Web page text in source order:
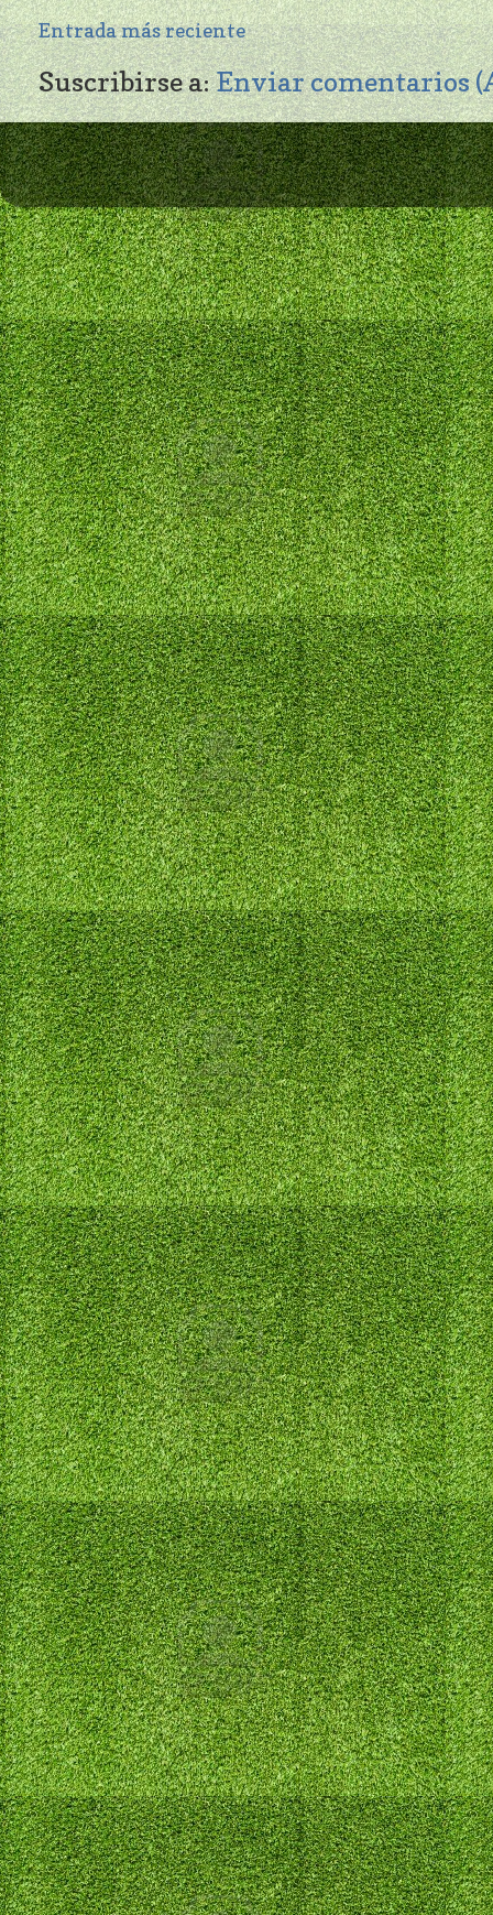
Entrada más reciente
Suscribirse a:Enviar comentarios